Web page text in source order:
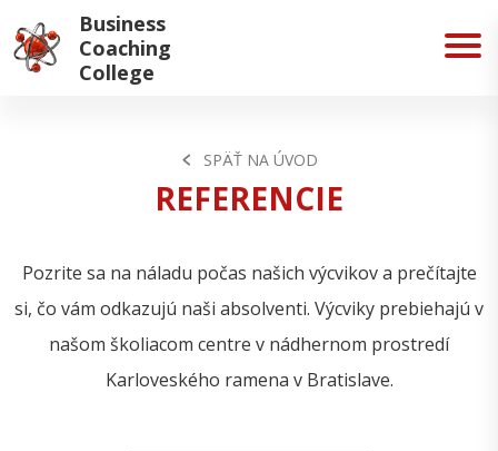
Business
Coaching
College
SPÄŤ NA ÚVOD
REFERENCIE
Pozrite sa na náladu počas našich výcvikov a prečítajte
si, čo vám odkazujú naši absolventi. Výcviky prebiehajú v
našom školiacom centre v nádhernom prostredí
Karloveského ramena v Bratislave.